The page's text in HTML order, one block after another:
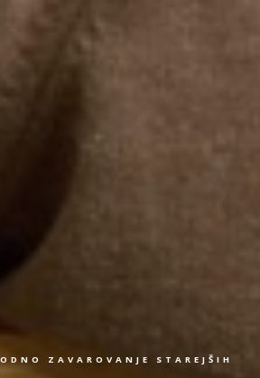
ZAVAROVANJE STAREJŠIH